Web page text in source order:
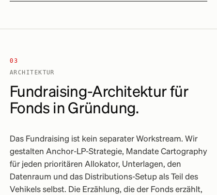
03
ARCHITEKTUR
Fundraising-Architektur für
Fonds in Gründung.
Das Fundraising ist kein separater Workstream. Wir
gestalten Anchor-LP-Strategie, Mandate Cartography
für jeden prioritären Allokator, Unterlagen, den
Datenraum und das Distributions-Setup als Teil des
Vehikels selbst. Die Erzählung, die der Fonds erzählt,